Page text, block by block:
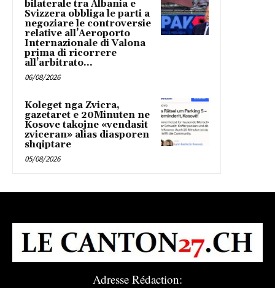
bilaterale tra Albania e
Svizzera obbliga le parti a
negoziare le controversie
relative all’Aeroporto
Internazionale di Valona
prima di ricorrere
all’arbitrato...
06/08/2026
Koleget nga Zvicra,
gazetaret e 20Minuten ne
Kosove takojne «vendasit
zviceran» alias diasporen
shqiptare
05/08/2026
Adresse Rédaction: